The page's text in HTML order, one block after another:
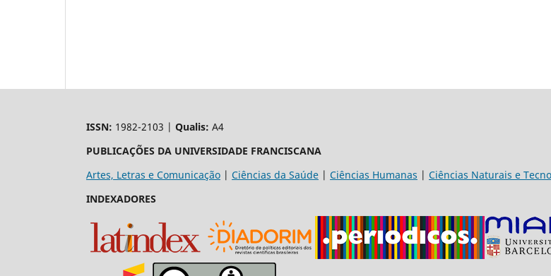
ISSN: 1982-2103 | Qualis: A4
PUBLICAÇÕES DA UNIVERSIDADE FRANCISCANA
Artes, Letras e Comunicação | Ciências da Saúde | Ciências Humanas | Ciências Naturais e
INDEXADORES